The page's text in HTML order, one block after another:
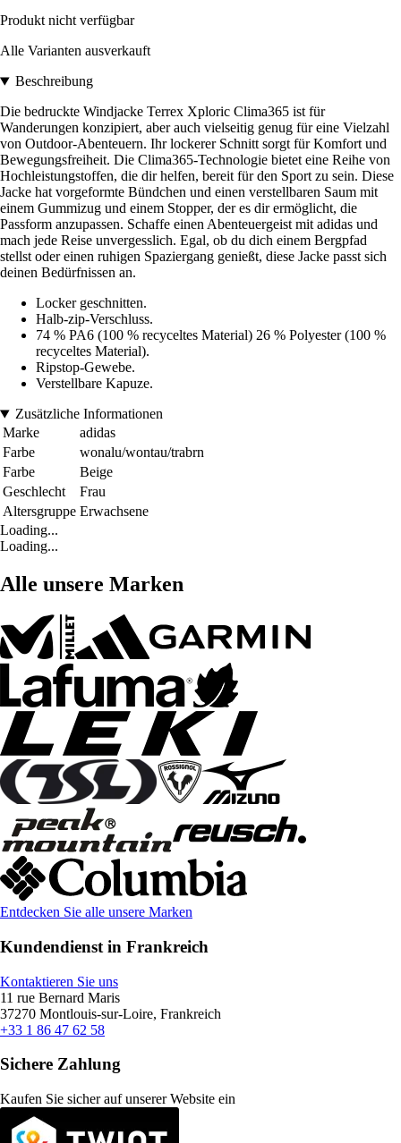
Produkt nicht verfügbar
Alle Varianten ausverkauft
Beschreibung
Die bedruckte Windjacke Terrex Xploric Clima365 ist für
Wanderungen konzipiert, aber auch vielseitig genug für eine Vielzahl
von Outdoor-Abenteuern. Ihr lockerer Schnitt sorgt für Komfort und
Bewegungsfreiheit. Die Clima365-Technologie bietet eine Reihe von
Hochleistungstoffen, die dir helfen, bereit für den Sport zu sein. Diese
Jacke hat vorgeformte Bündchen und einen verstellbaren Saum mit
einem Gummizug und einem Stopper, der es dir ermöglicht, die
Passform anzupassen. Schaffe einen Abenteuergeist mit adidas und
mach jede Reise unvergesslich. Egal, ob du dich einem Bergpfad
stellst oder einen ruhigen Spaziergang genießt, diese Jacke passt sich
deinen Bedürfnissen an.
Locker geschnitten.
Halb-zip-Verschluss.
74 % PA6 (100 % recyceltes Material) 26 % Polyester (100 %
recyceltes Material).
Ripstop-Gewebe.
Verstellbare Kapuze.
Zusätzliche Informationen
Marke
adidas
Farbe
wonalu/wontau/trabrn
Farbe
Beige
Geschlecht
Frau
Altersgruppe Erwachsene
Loading...
Loading...
Alle unsere Marken
Entdecken Sie alle unsere Marken
Kundendienst in Frankreich
Kontaktieren Sie uns
11 rue Bernard Maris
37270 Montlouis-sur-Loire, Frankreich
+33 1 86 47 62 58
Sichere Zahlung
Kaufen Sie sicher auf unserer Website ein